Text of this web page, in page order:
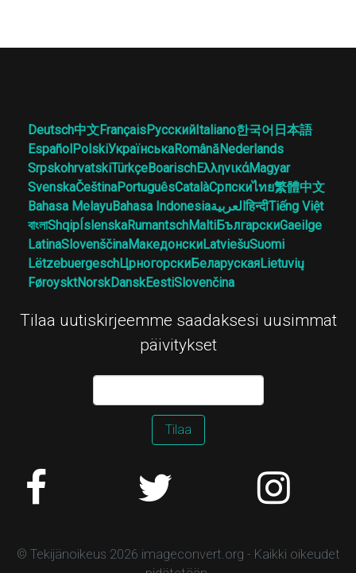
Deutsch中文FrançaisРусскийItaliano한국어 日本語
EspañolPolskiУкраїнськаRomânăNederlands
SrpskohrvatskiTürkçeBoarischΕλληνικάMagyar
SvenskaČeštinaPortuguêsCatalàСрпскиไทย繁體中文
Bahasa MelayuBahasa Indonesiaالعربيةहिन्दीTiếng Việt
বাংলাShqipÍslenskaRumantschMaltiБългарскиGaeilge
LatinaSlovenščinaМакедонскиLatviešuSuomi
LëtzebuergeschЦрногорскиБеларускаяLietuvių
FøroysktNorskDanskEestiSlovenčina
Tilaa uutiskirjeemme saadaksesi uusimmat
päivitykset
Tilaa
© Tekijänoikeus 2026 imageconvert.org - Kaikki oikeudet